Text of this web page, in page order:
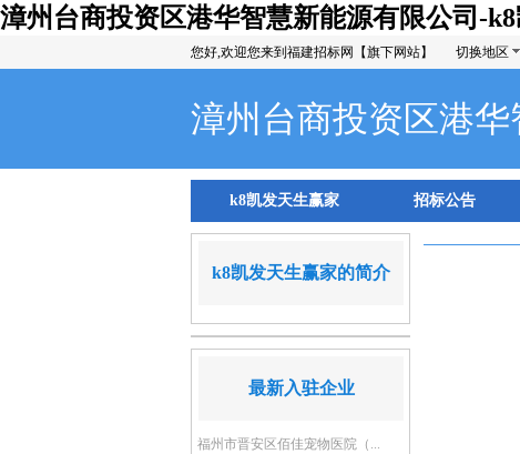
漳州台商投资区港华智慧新能源有限公司-
您好,欢迎您来到福建招标网【旗下网站】 切换地区
漳州台商投资区港
k8凯发天生赢家 招标公告
k8凯发天生赢家的简介
最新入驻企业
福州市晋安区佰佳宠物医院（...